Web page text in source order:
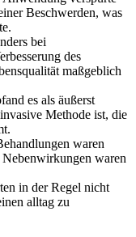
Beschwerden,⁤ was
bei
des
maßgeblich
es⁣ als⁢ äußerst
Methode ⁢ist, ⁣die
waren‍
waren‌
in der ‍Regel nicht
alltag zu